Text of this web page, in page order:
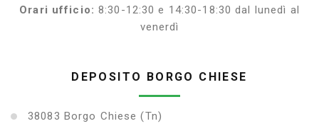
Orari ufficio: 8:30-12:30 e 14:30-18:30 dal lunedì al
venerdì
DEPOSITO BORGO CHIESE
38083 Borgo Chiese (Tn)